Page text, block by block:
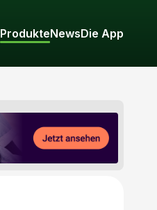
ProdukteNewsDie App